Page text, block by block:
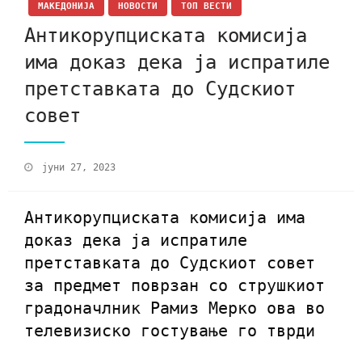
МАКЕДОНИЈА НОВОСТИ ТОП ВЕСТИ
Антикорупциската комисија
има доказ дека ја испратиле
претставката до Судскиот
совет
јуни 27, 2023
Антикорупциската комисија има
доказ дека ја испратиле
претставката до Судскиот совет
за предмет поврзан со струшкиот
градоначлник Рамиз Мерко ова во
телевизиско гостување го тврди